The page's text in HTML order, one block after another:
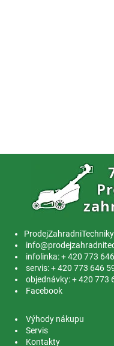
infolinka: + 420 773
servis: + 420 773 646
objednávky: + 420 773
Facebook
Výhody nákupu
Servis
Kontakty